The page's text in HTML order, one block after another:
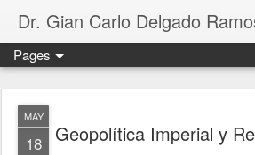
Dr. Gian Carlo Delgado
Pages
MAY
18 Geopolítica Imperial y